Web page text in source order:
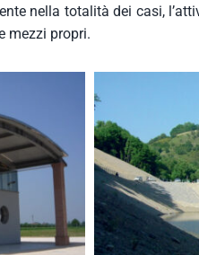
nella totalità dei casi,
mezzi propri.